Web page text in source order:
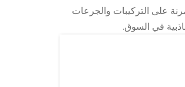
على التركيبات والجرعات
في السوق.